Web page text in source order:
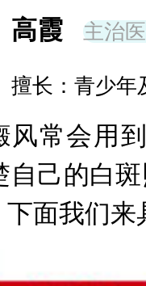
会用到
己的白
面我们来